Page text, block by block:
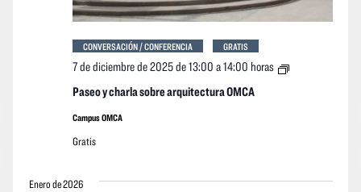
Paseo y charla sobre arquitectura OMCA
7 de diciembre de 2025 de 13:00 a14:00 horas
Paseo
CONVERSACIÓN / CONFERENCIA GRATIS
Campus OMCA
Gratis
Enero de 2026